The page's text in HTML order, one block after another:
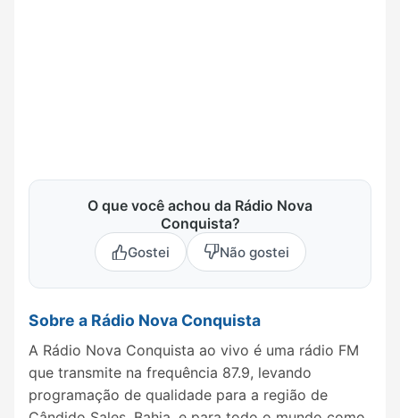
O que você achou da Rádio Nova
Conquista?
Gostei Não gostei
Sobre a Rádio Nova Conquista
A Rádio Nova Conquista ao vivo é uma rádio FM
que transmite na frequência 87.9, levando
programação de qualidade para a região de